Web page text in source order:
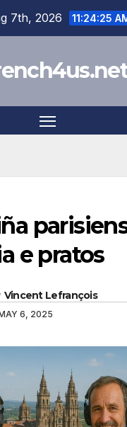
7th, 2026 11:24:25
e pratos
Vincent Lefrançois
6, 2025